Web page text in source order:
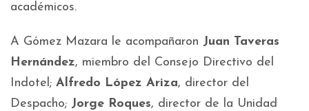
académicos.
A Gómez Mazara le acompañaron Juan Taveras
Hernández, miembro del Consejo Directivo del
Indotel; Alfredo López Ariza, director del
Despacho; Jorge Roques, director de la Unidad